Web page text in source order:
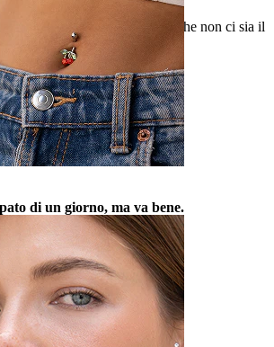
buona qualità, peccato che non ci sia il
verificato
Mostra originale
di un giorno, ma va bene.
venire il prossimo.
verificato
Mostra originale